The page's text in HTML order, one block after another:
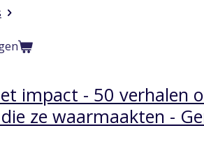
impact - 50 verhalen
ze waarmaakten -